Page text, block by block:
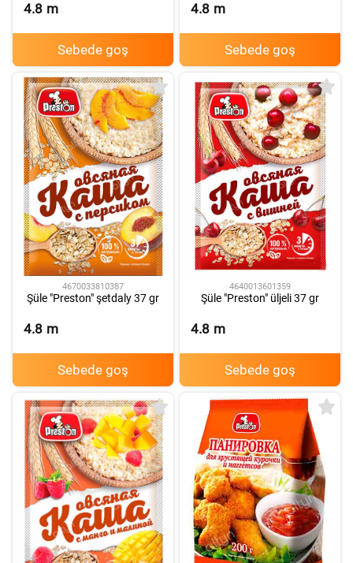
4.8 m
Sebede goş
4.8 m
Sebede goş
4670033810387
Şüle "Preston" şetdaly 37 gr
4.8 m
Sebede goş
4640013601359
Şüle "Preston" üljeli 37 gr
4.8 m
Sebede goş